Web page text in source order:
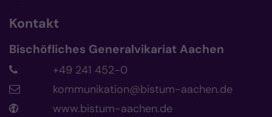
Kontakt
Bischöfliches Generalvikariat Aachen
+49 241 452-0
kommunikation@bistum-aachen.de
www.bistum-aachen.de